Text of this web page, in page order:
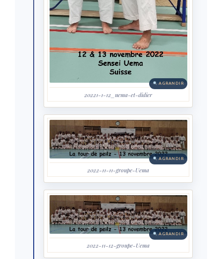
AGRANDIR
20221-1-12_uema-et-didier
AGRANDIR
2022-11-11-groupe-Uema
AGRANDIR
2022-11-12-groupe-Uema